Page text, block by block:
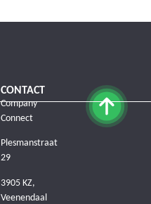
CONTACT
Company
Connect
Plesmanstraat
29
3905 KZ,
Veenendaal